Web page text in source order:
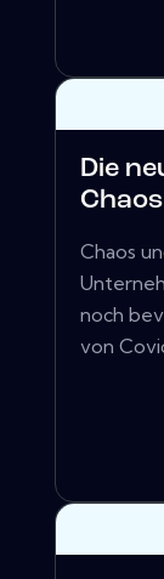
Die
Chaos
noch
von